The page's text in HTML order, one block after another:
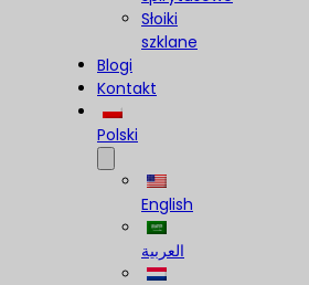
Słoiki
szklane
Blogi
Kontakt
Polski
English
العربية